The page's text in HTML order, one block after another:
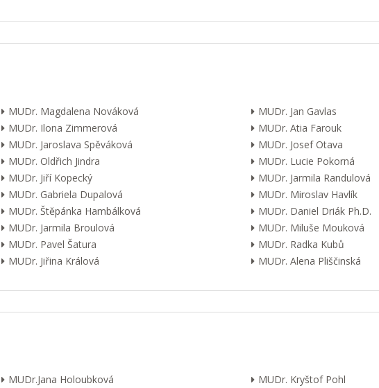
MUDr. Magdalena Nováková
MUDr. Jan Gavlas
MUDr. Ilona Zimmerová
MUDr. Atia Farouk
MUDr. Jaroslava Spěváková
MUDr. Josef Otava
MUDr. Oldřich Jindra
MUDr. Lucie Pokorná
MUDr. Jiří Kopecký
MUDr. Jarmila Randulová
MUDr. Gabriela Dupalová
MUDr. Miroslav Havlík
MUDr. Štěpánka Hambálková
MUDr. Daniel Driák Ph.D.
MUDr. Jarmila Broulová
MUDr. Miluše Mouková
MUDr. Pavel Šatura
MUDr. Radka Kubů
MUDr. Jiřina Králová MUDr. Alena Pliščinská
MUDr.Jana Holoubková
MUDr. Kryštof Pohl